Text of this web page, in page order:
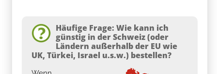
Häufige Frage: Wie kann ich
günstig in der Schweiz (oder
Ländern außerhalb der EU wie
UK, Türkei, Israel u.s.w.) bestellen?